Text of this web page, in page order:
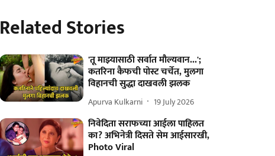
Related Stories
'तू माझ्यासाठी सर्वात मौल्यवान...';
कतरिना कैफची पोस्ट चर्चेत, मुलगा
विहानची सुद्धा दाखवली झलक
Apurva Kulkarni 19 July 2026
निवेदिता सराफच्या आईला पाहिलत
का? अभिनेत्री दिसते सेम आईसारखी,
Photo Viral